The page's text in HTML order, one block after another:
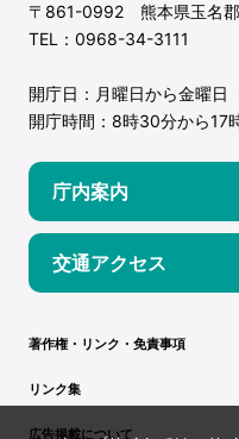
〒861-0992 熊本県玉名
TEL：0968-34-3111
開庁日：月曜日から金曜日
開庁時間：8時30分から17
庁内案内
交通アクセス
著作権・リンク・免責事項
リンク集
広告掲載について